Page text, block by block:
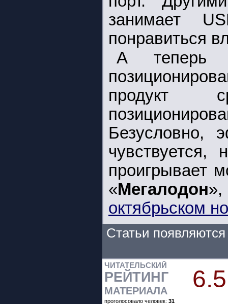
занимает
понравиться
А теперь
продукт
Безусловно,
проигрывает
«Мегалодон
октябрьском
Статьи
ЧИТАТЕЛЬСКИЙ
РЕЙТИНГ
МАТЕРИАЛА 6.5
проголосовало человек: 31